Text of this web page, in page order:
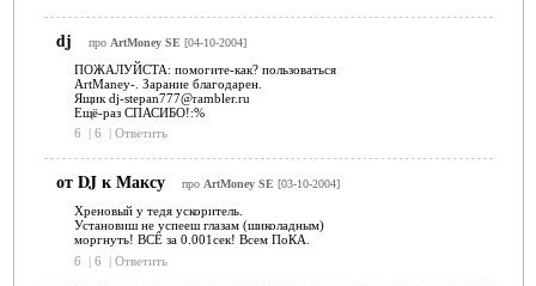
dj про ArtMoney SE [04-10-2004]
ПОЖАЛУЙСТА: помогите-как? пользоваться
ArtManey-. Зарание благодарен.
Ящик dj-stepan777@rambler.ru
Ещё-раз СПАСИБО!:%
6
| 6 | Ответить
от DJ к Максу про ArtMoney SE [03-10-2004]
Хреновый у тедя ускоритель.
Установиш не успееш глазам (шиколадным)
моргнуть! ВСЁ за 0.001сек! Всем ПоКА.
6
| 6 | Ответить